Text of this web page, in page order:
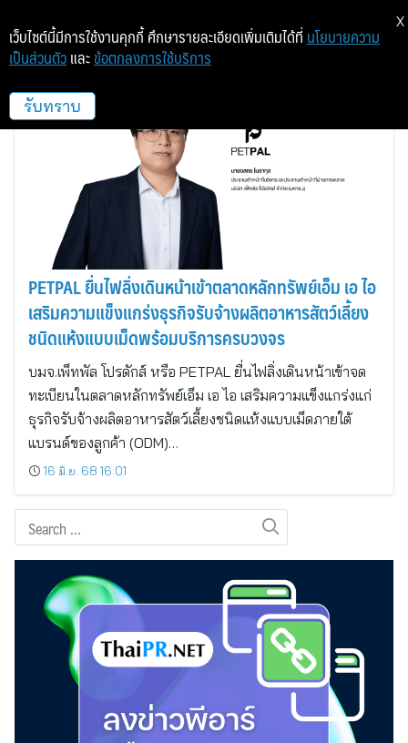
เพ็ทพัล โปรดักส์
PETPAL ยื่นไฟลิ่งเดินหน้าเข้าตลาดหลักทรัพย์เอ็ม เอ ไอ
เสริมความแข็งแกร่งธุรกิจรับจ้างผลิตอาหารสัตว์เลี้ยง
ชนิดแห้งแบบเม็ดพร้อมบริการครบวงจร
บมจ.เพ็ทพัล โปรดักส์ หรือ PETPAL ยื่นไฟลิ่งเดินหน้าเข้าจด
ทะเบียนในตลาดหลักทรัพย์เอ็ม เอ ไอ เสริมความแข็งแกร่งแก่
ธุรกิจรับจ้างผลิตอาหารสัตว์เลี้ยงชนิดแห้งแบบเม็ดภายใต้
แบรนด์ของลูกค้า (ODM)…
16 มิ.ย. 68 16:01
เว็บไซต์นี้มีการใช้งานคุกกี้ ศึกษารายละเอียดเพิ่มเติมได้ที่ นโยบายความ
เป็นส่วนตัว และ ข้อตกลงการใช้บริการ
รับทราบ
X